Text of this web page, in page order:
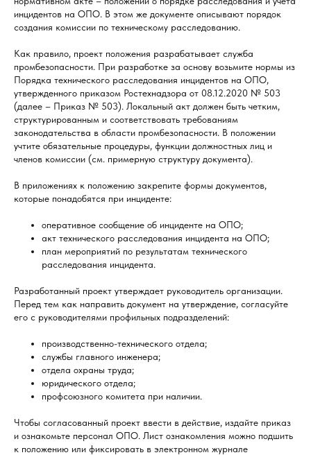
инцидентов на ОПО. В этом же документе описывают порядок
создания комиссии по техническому расследованию.
Как правило, проект положения разрабатывает служба
промбезопасности. При разработке за основу возьмите нормы из
Порядка технического расследования инцидентов на ОПО,
утвержденного приказом Ростехнадзора от 08.12.2020 № 503
(далее – Приказ № 503). Локальный акт должен быть четким,
структурированным и соответствовать требованиям
законодательства в области промбезопасности. В положении
учтите обязательные процедуры, функции должностных лиц и
членов комиссии (см. примерную структуру документа).
В приложениях к положению закрепите формы документов,
которые понадобятся при инциденте:
оперативное сообщение об инциденте на ОПО;
акт технического расследования инцидента на ОПО;
план мероприятий по результатам технического
расследования инцидента.
Разработанный проект утверждает руководитель организации.
Перед тем как направить документ на утверждение, согласуйте
его с руководителями профильных подразделений:
производственно-технического отдела;
службы главного инженера;
отдела охраны труда;
юридического отдела;
профсоюзного комитета при наличии.
Чтобы согласованный проект ввести в действие, издайте приказ
и ознакомьте персонал ОПО. Лист ознакомления можно подшить
к положению или фиксировать в электронном журнале